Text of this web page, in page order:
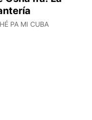
PA MI CUBA